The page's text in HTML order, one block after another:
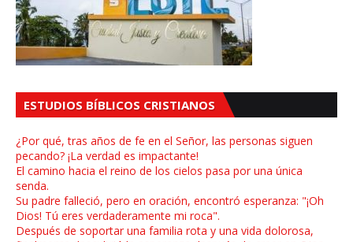
ESTUDIOS BÍBLICOS CRISTIANOS
¿Por qué, tras años de fe en el Señor, las personas siguen
pecando? ¡La verdad es impactante!
El camino hacia el reino de los cielos pasa por una única
senda.
Su padre falleció, pero en oración, encontró esperanza: "¡Oh
Dios! Tú eres verdaderamente mi roca".
Después de soportar una familia rota y una vida dolorosa,